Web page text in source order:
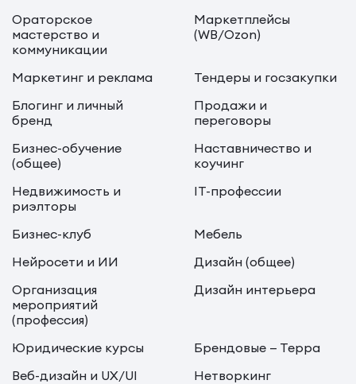
Ораторское
мастерство и
коммуникации
Маркетплейсы
(WB/Ozon)
Маркетинг и реклама
Тендеры и госзакупки
Блогинг и личный
бренд
Продажи и
переговоры
Бизнес-обучение
(общее)
Наставничество и
коучинг
Недвижимость и
риэлторы
IT-профессии
Бизнес-клуб
Мебель
Нейросети и ИИ
Дизайн (общее)
Организация
мероприятий
(профессия)
Дизайн интерьера
Юридические курсы
Брендовые — Терра
Веб-дизайн и UX/UI
Нетворкинг